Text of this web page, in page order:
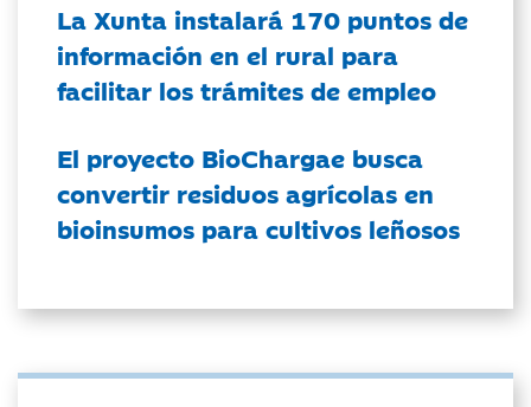
La Xunta instalará 170 puntos de
información en el rural para
facilitar los trámites de empleo
El proyecto BioChargae busca
convertir residuos agrícolas en
bioinsumos para cultivos leñosos